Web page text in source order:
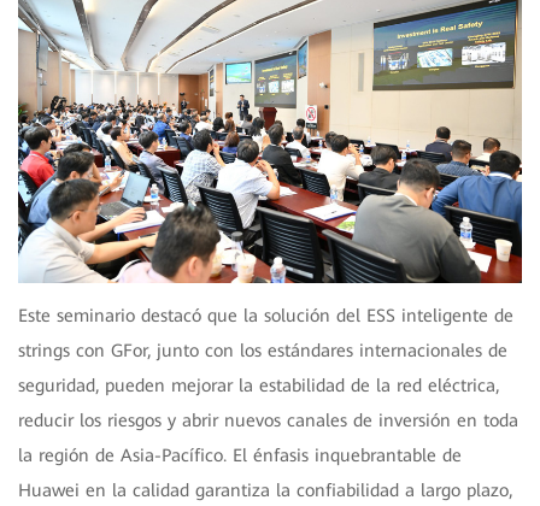
Este seminario destacó que la solución del ESS inteligente de
strings con GFor, junto con los estándares internacionales de
seguridad, pueden mejorar la estabilidad de la red eléctrica,
reducir los riesgos y abrir nuevos canales de inversión en toda
la región de Asia-Pacífico. El énfasis inquebrantable de
Huawei en la calidad garantiza la confiabilidad a largo plazo,